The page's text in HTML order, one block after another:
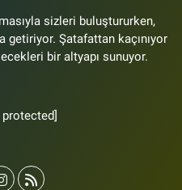
sizleri buluştururken,
Şatafattan kaçınıyor
bir altyapı sunuyor.